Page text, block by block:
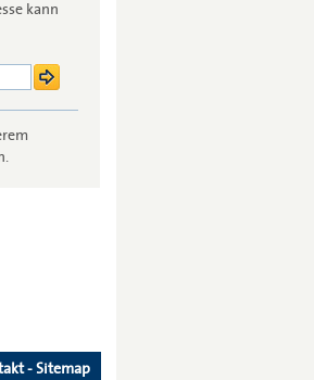
kann
-Sitemap